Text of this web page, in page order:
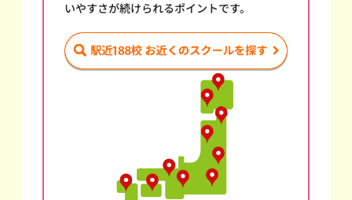
いやすさが続けられるポイントです。